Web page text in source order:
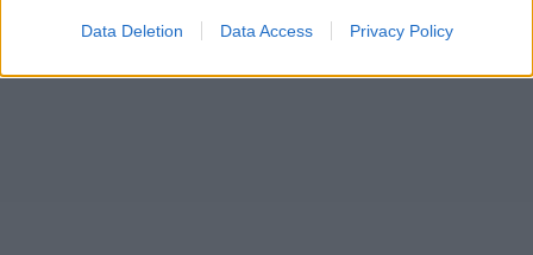
Data Deletion Data Access Privacy Policy